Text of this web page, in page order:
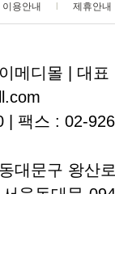
이용안내 제휴안내
메디몰
대
팩스 : 02-
대문구 왕산
울동대문-